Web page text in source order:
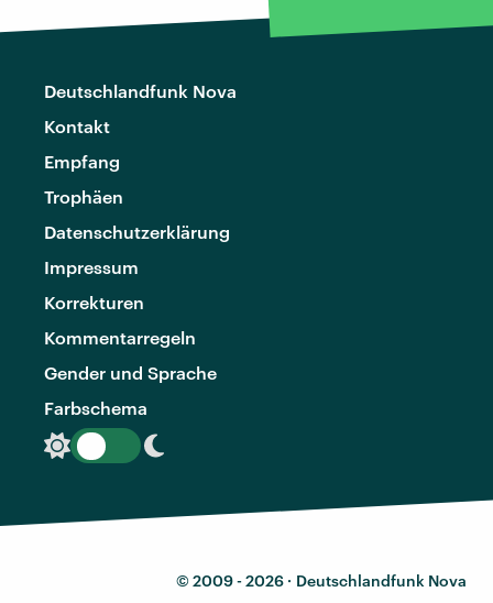
Deutschlandfunk Nova
Kontakt
Empfang
Trophäen
Datenschutzerklärung
Impressum
Korrekturen
Kommentarregeln
Gender und Sprache
Farbschema
© 2009 - 2026 · Deutschlandfunk Nova